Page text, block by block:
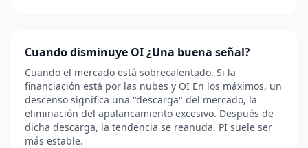
Cuando disminuye OI ¿Una buena señal?
Cuando el mercado está sobrecalentado. Si la
financiación está por las nubes y OI En los máximos, un
descenso significa una "descarga" del mercado, la
eliminación del apalancamiento excesivo. Después de
dicha descarga, la tendencia se reanuda. PI suele ser
más estable.